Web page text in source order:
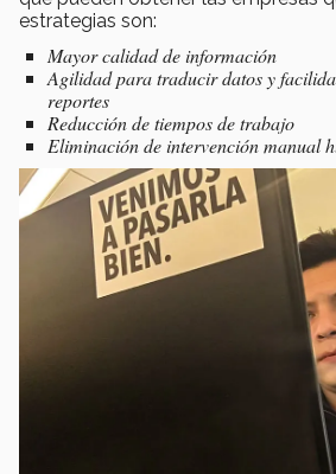
estrategias son:
Mayor calidad de información
Agilidad para traducir datos y
reportes
Reducción de tiempos de trabajo
Eliminación de intervención manual